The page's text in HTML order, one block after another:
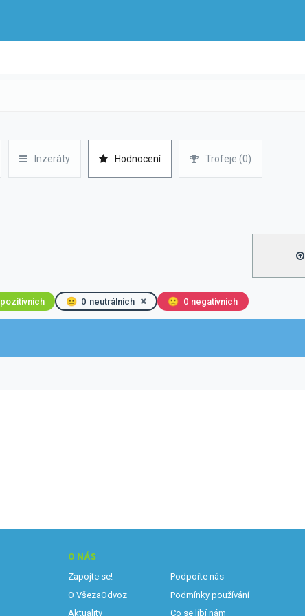
Inzeráty Hodnocení Trofeje (0)
pozitivních 😐 0 neutrálních 🙁 0 negativních
O NÁS
Zapojte se!
O VšezaOdvoz
Aktuality
Podpořte nás
Podmínky používání
Co se líbí nám